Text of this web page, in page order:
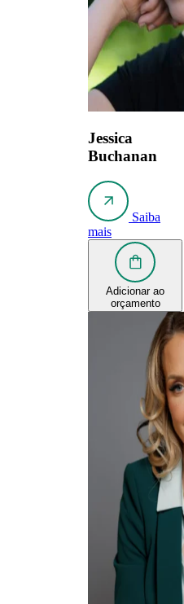
Jessica
Buchanan
Saiba
mais
Adicionar ao
orçamento